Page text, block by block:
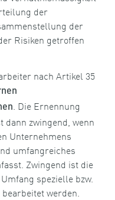
der
der
Risiken getroffen
nach Artikel 35
. Die Ernennung
dann zwingend, wenn
Unternehmens
umfangreiches
Zwingend ist die
spezielle bzw.
werden.